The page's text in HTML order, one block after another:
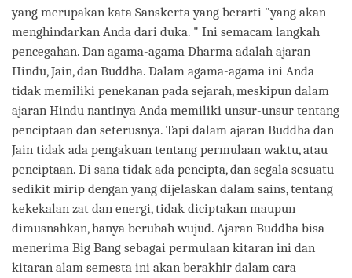
yang merupakan kata Sanskerta yang berarti "yang akan
menghindarkan Anda dari duka. " Ini semacam langkah
pencegahan. Dan agama-agama Dharma adalah ajaran
Hindu, Jain, dan Buddha. Dalam agama-agama ini Anda
tidak memiliki penekanan pada sejarah, meskipun dalam
ajaran Hindu nantinya Anda memiliki unsur-unsur tentang
penciptaan dan seterusnya. Tapi dalam ajaran Buddha dan
Jain tidak ada pengakuan tentang permulaan waktu, atau
penciptaan. Di sana tidak ada pencipta, dan segala sesuatu
sedikit mirip dengan yang dijelaskan dalam sains, tentang
kekekalan zat dan energi, tidak diciptakan maupun
dimusnahkan, hanya berubah wujud. Ajaran Buddha bisa
menerima Big Bang sebagai permulaan kitaran ini dan
kitaran alam semesta ini akan berakhir dalam cara